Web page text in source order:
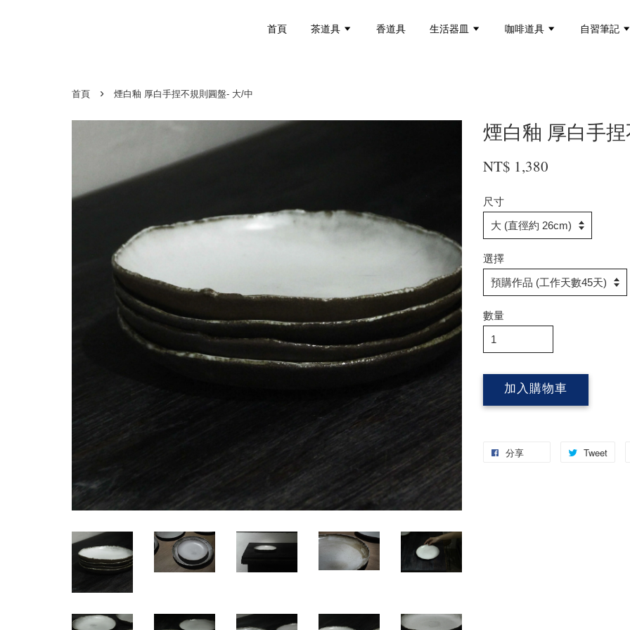
首頁 茶道具 香道具 生活器皿 咖啡道具 自習筆記
首頁 › 煙白釉 厚白手捏不規則圓盤- 大/中
煙白釉 厚白手
NT$ 1,380
尺寸
選擇
數量
加入購物車
分享 Tweet